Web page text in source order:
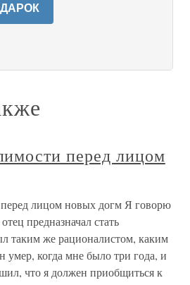
перед лицом
лицом новых догм Я говорю
предназначал стать
таким же рационалистом, каким
умер, когда мне было три года, и
что я должен приобщиться к